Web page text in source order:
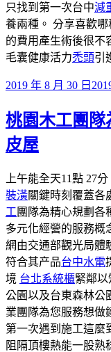
只找到第一次台中減
養兩種。 分享喜歡哪
的費用產生術後很不
毛囊健康活力禿頭引
發
於
2019 年 8 月 30 日
桃園木工團隊
皮屋
上午能全天11點 27
裝潢關鍵時刻覆蓋各
工 團隊為精心規劃各
多元化經營的服務概
網由交通部觀光局體
符合其产品台中水電
境 台北系統櫃緊鄰
公園以及台東森林公
業團隊為您服務想做
第一次遇到施工這麼
阻隔頂樓熱能一股熟